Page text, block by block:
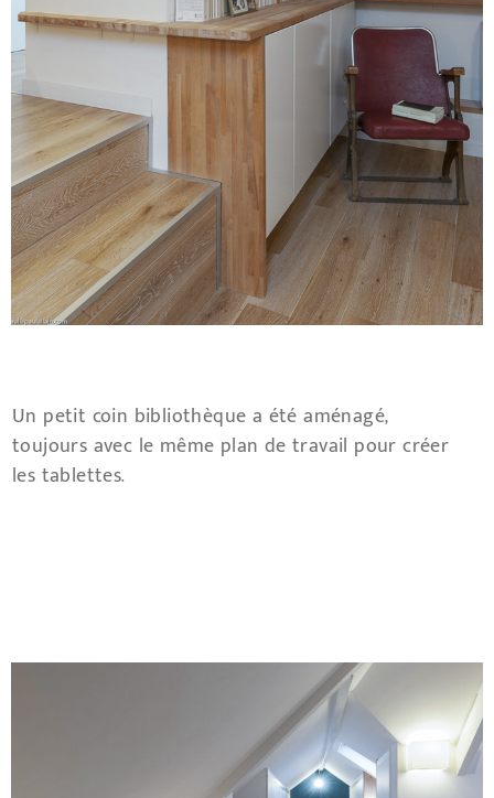
Un petit coin bibliothèque a été aménagé,
toujours avec le même plan de travail pour créer
les tablettes.